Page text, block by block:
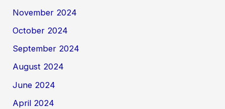
November 2024
October 2024
September 2024
August 2024
June 2024
April 2024